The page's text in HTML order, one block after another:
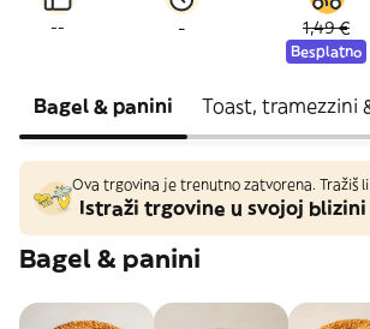
-- - 1,49 €
Besplatno
Bagel & panini Toast, tramezzini
Ova trgovina je trenutno zatvorena. Tražiš li
Istraži trgovine u svojoj blizini
Bagel & panini